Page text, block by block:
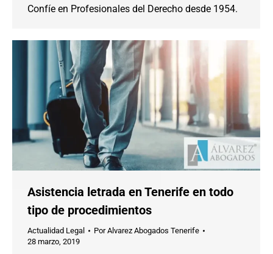
Confíe en Profesionales del Derecho desde 1954.
Asistencia letrada en Tenerife en todo
tipo de procedimientos
Actualidad Legal PorAlvarez Abogados Tenerife
28 marzo, 2019